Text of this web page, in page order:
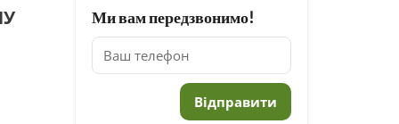
Ми вам передзвонимо!